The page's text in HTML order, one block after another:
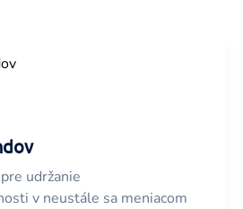
udržanie
v neustále sa meniacom